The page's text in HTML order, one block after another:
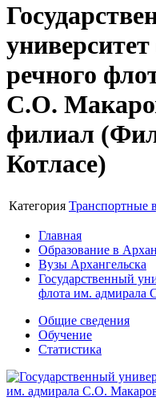
речного
С.О.
филиал
Котласе)
Категория Транспортные
Главная
Образование в
Вузы Архангельска
Государственный
флота им. адмирала
Общие сведения
Обучение
Статистика